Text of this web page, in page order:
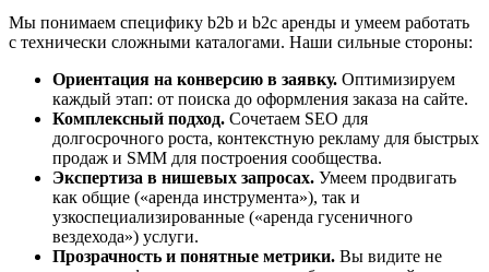
Мы понимаем специфику b2b и b2c аренды и умеем работать
с технически сложными каталогами. Наши сильные стороны:
Ориентация на конверсию в заявку. Оптимизируем
каждый этап: от поиска до оформления заказа на сайте.
Комплексный подход. Сочетаем SEO для
долгосрочного роста, контекстную рекламу для быстрых
продаж и SMM для построения сообщества.
Экспертиза в нишевых запросах. Умеем продвигать
как общие («аренда инструмента»), так и
узкоспециализированные («аренда гусеничного
вездехода») услуги.
Прозрачность и понятные метрики. Вы видите не